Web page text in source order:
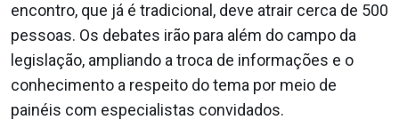
encontro, que já é tradicional, deve atrair cerca de 500
pessoas. Os debates irão para além do campo da
legislação, ampliando a troca de informações e o
conhecimento a respeito do tema por meio de
painéis com especialistas convidados.